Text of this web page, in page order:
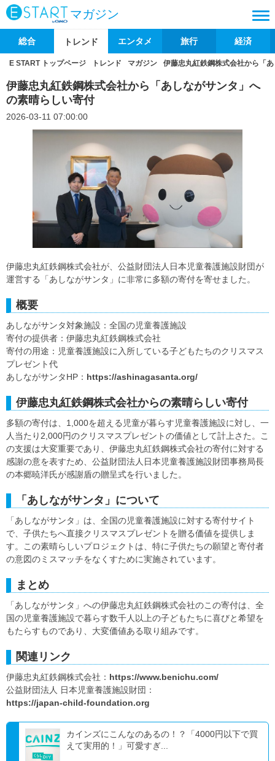
マガジン
総合 トレンド エンタメ 旅行 経済
E START トップページ トレンド マガジン 伊藤忠丸紅鉄鋼株式会社から「
伊藤忠丸紅鉄鋼株式会社から「あしながサンタ」へ
の素晴らしい寄付
2026-03-11 07:00:00
伊藤忠丸紅鉄鋼株式会社が、公益財団法人日本児童養護施設財団が
運営する「あしながサンタ」に非常に多額の寄付を寄せました。
概要
あしながサンタ対象施設：全国の児童養護施設
寄付の提供者：伊藤忠丸紅鉄鋼株式会社
寄付の用途：児童養護施設に入所している子どもたちのクリスマス
プレゼント代
あしながサンタHP： https://ashinagasanta.org/
伊藤忠丸紅鉄鋼株式会社からの素晴らしい寄付
多額の寄付は、1,000を超える児童が暮らす児童養護施設に対し、一
人当たり2,000円のクリスマスプレゼントの価値として計上さた。こ
の支援は大変重要であり、伊藤忠丸紅鉄鋼株式会社の寄付に対する
感謝の意を表すため、公益財団法人日本児童養護施設財団事務局長
の本郷暁洋氏が感謝盾の贈呈式を行いました。
「あしながサンタ」について
「あしながサンタ」は、全国の児童養護施設に対する寄付サイト
で、子供たちへ直接クリスマスプレゼントを贈る価値を提供しま
す。この素晴らしいプロジェクトは、特に子供たちの願望と寄付者
の意図のミスマッチをなくすために実施されています。
まとめ
「あしながサンタ」への伊藤忠丸紅鉄鋼株式会社のこの寄付は、全
国の児童養護施設で暮らす数千人以上の子どもたちに喜びと希望を
もたらすものであり、大変価値ある取り組みです。
関連リンク
伊藤忠丸紅鉄鋼株式会社： https://www.benichu.com/
公益財団法人 日本児童養護施設財団：
https://japan-child-foundation.org
カインズにこんなのあるの！？「4000円以下で買
えて実用的！」可愛すぎ...